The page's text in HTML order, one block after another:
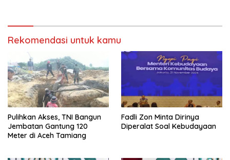
Rekomendasi untuk kamu
Pulihkan Akses, TNI Bangun
Jembatan Gantung 120
Meter di Aceh Tamiang
Fadli Zon Minta Dirinya
Diperalat Soal Kebudayaan